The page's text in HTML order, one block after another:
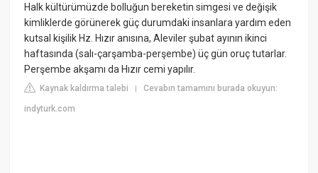
Halk kültürümüzde bolluğun bereketin simgesi ve değişik
kimliklerde görünerek güç durumdaki insanlara yardım eden
kutsal kişilik Hz. Hızır anısına, Aleviler şubat ayının ikinci
haftasında (salı-çarşamba-perşembe) üç gün oruç tutarlar.
Perşembe akşamı da Hızır cemi yapılır.
Kaynak kaldırma talebi |Cevabın tamamını burada okuyun:
indyturk.com